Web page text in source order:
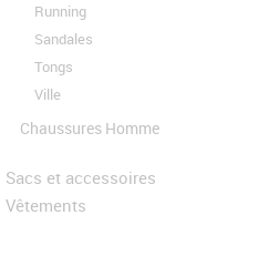
Running
Sandales
Tongs
Ville
Chaussures Homme
Sacs et accessoires
Vêtements